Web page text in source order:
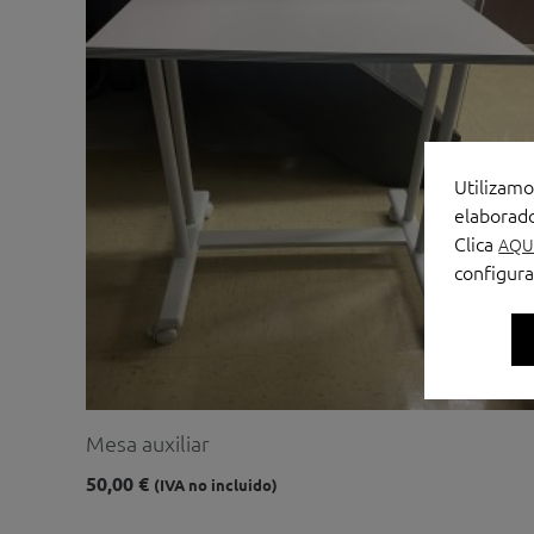
Mesa auxiliar
50,00€ (IVA no incluido)
Clica